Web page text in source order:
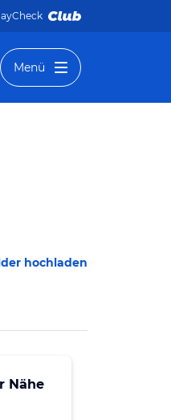
Menü
hochladen
Nähe